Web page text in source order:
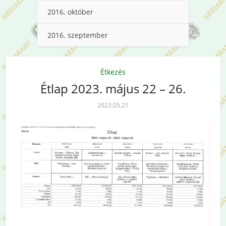
2016. október
2016. szeptember
Étkezés
Étlap 2023. május 22 – 26.
2023.05.21